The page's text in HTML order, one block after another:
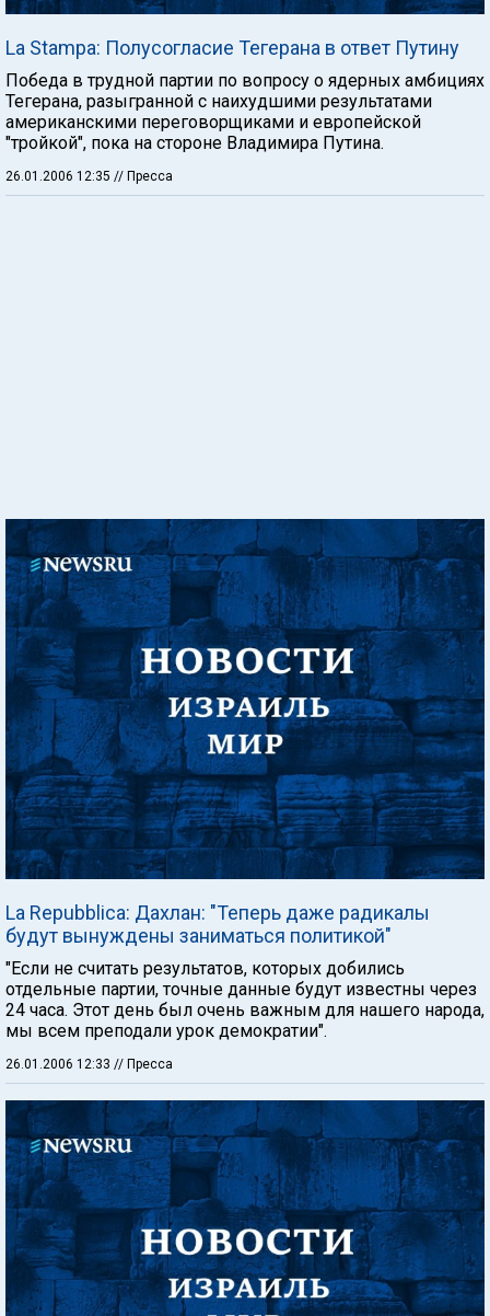
La Stampa: Полусогласие Тегерана в ответ Путину
Победа в трудной партии по вопросу о ядерных амбициях
Тегерана, разыгранной с наихудшими результатами
американскими переговорщиками и европейской
"тройкой", пока на стороне Владимира Путина.
26.01.2006 12:35 // Пресса
La Repubblica: Дахлан: "Теперь даже радикалы
будут вынуждены заниматься политикой"
"Если не считать результатов, которых добились
отдельные партии, точные данные будут известны через
24 часа. Этот день был очень важным для нашего народа,
мы всем преподали урок демократии".
26.01.2006 12:33 // Пресса